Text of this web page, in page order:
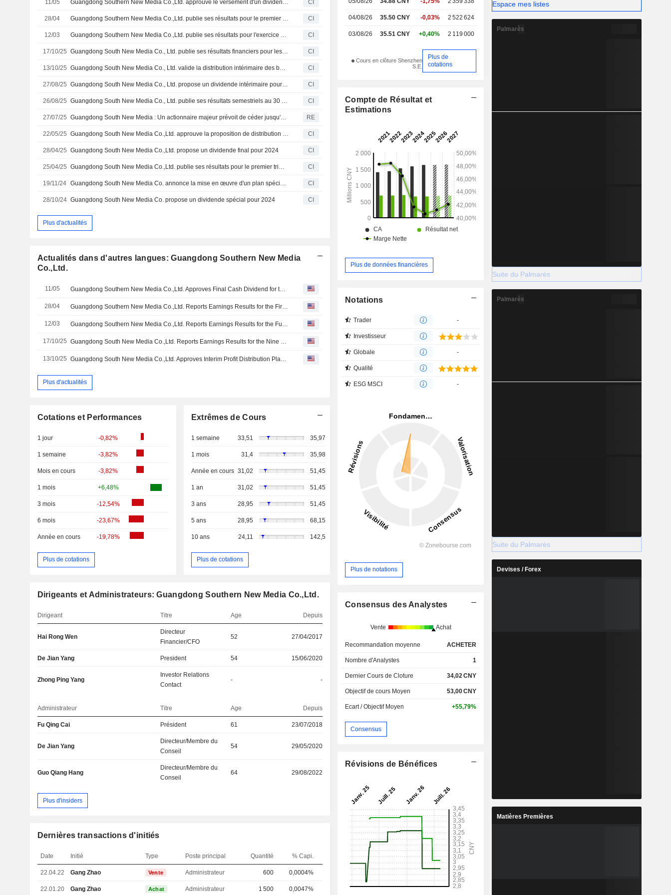
11/05 Guangdong Southern New Media Co.,Ltd. approuve le versement d'un dividende en numéraire pour l'exercice 2025 CI
28/04 Guangdong Southern New Media Co.,Ltd. publie ses résultats pour le premier trimestre clos le 31 mars 2026 CI
12/03 Guangdong Southern New Media Co.,Ltd. publie ses résultats pour l'exercice clos le 31 décembre 2025 CI
17/10/25 Guangdong South New Media Co., Ltd. publie ses résultats financiers pour les neuf premiers mois de 2025 CI
13/10/25 Guangdong South New Media Co., Ltd. valide la distribution intérimaire des bénéfices 2025 CI
27/08/25 Guangdong South New Media Co., Ltd. propose un dividende intérimaire pour 2025 CI
26/08/25 Guangdong South New Media Co., Ltd. publie ses résultats semestriels au 30 juin 2025 CI
27/07/25 Guangdong South New Media : Un actionnaire majeur prévoit de céder jusqu'à 2,99% de ses parts RE
22/05/25 Guangdong South New Media Co.,Ltd. approuve la proposition de distribution des bénéfices pour 2024. CI
28/04/25 Guangdong South New Media Co.,Ltd. propose un dividende final pour 2024 CI
25/04/25 Guangdong South New Media Co.,Ltd. publie ses résultats pour le premier trimestre clos le 31 mars 2025 CI
19/11/24 Guangdong South New Media Co. annonce la mise en œuvre d'un plan spécial de distribution des bénéfices pour 2024 (actions A), payable le 26 novembre 2024 CI
28/10/24 Guangdong South New Media Co. propose un dividende spécial pour 2024 CI
Plus d'actualités
Actualités dans d'autres langues: Guangdong Southern New Media
Co.,Ltd.
11/05
28/04
12/03
17/10/25
13/10/25
Plus d'actualités
Cotations et Performances
1 jour -0,82%
1 semaine -3,82%
Mois en cours -3,82%
1 mois +6,48%
3 mois -12,54%
6 mois -23,67%
Année en cours -19,78%
Plus de cotations
Extrêmes de Cours
1 semaine 33,51 35,97
1 mois 31,4 35,98
Année en cours 31,02 51,45
1 an 31,02 51,45
3 ans 28,95 51,45
5 ans 28,95 68,15
10 ans 24,11 142,5
Plus de cotations
Dirigeants et Administrateurs: Guangdong Southern New Media Co.,Ltd.
Dirigeant Titre Age Depuis
Hai Rong Wen
Directeur
Financier/CFO
52 27/04/2017
De Jian Yang President 54 15/06/2020
Zhong Ping Yang
Investor Relations
Contact
- -
Administrateur Titre Age Depuis
Fu Qing Cai Président 61 23/07/2018
De Jian Yang
Directeur/Membre du
Conseil
54 29/05/2020
Guo Qiang Hang
Directeur/Membre du
Conseil
64 29/08/2022
Plus d'insiders
Dernières transactions d'initiés
Date Initié Type Poste principal Quantité % Capi.
22.04.22 Gang Zhao Vente Administrateur 600 0,0004%
22.01.20 Gang Zhao Achat Administrateur 1 500 0,0047%
principalement ses activités sur le marché
intérieur.
04/08/26 35.50 CNY -0,03% 2 522 624
03/08/26 35.51 CNY +0,40% 2 119 000
Cours en clôture Shenzhen
S.E.
Plus de
cotations
Compte de Résultat et
Estimations
Plus de données financières
Notations
Trader -
Investisseur
Globale -
Qualité
ESG MSCI -
Plus de notations
Consensus des Analystes
Vente Achat
Recommandation moyenne ACHETER
Nombre d'Analystes 1
Dernier Cours de Cloture 34,02CNY
Objectif de cours Moyen 53,00CNY
Ecart / Objectif Moyen +55,79%
Consensus
Révisions de Bénéfices
Espace mes listes
Palmarès
Suite du Palmarès
Palmarès
Suite du Palmarès
Devises / Forex
Matières Premières